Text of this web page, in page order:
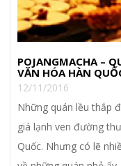
POJANGMACHA –
VĂN HÓA HÀN
12/11/2016
Những quán lều thắp
giá lạnh ven đường
Quốc. Nhưng có lẽ